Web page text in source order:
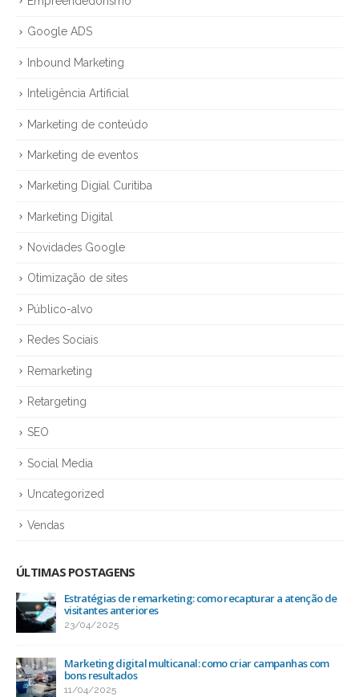
Google ADS
Inbound Marketing
Inteligência Artificial
Marketing de conteúdo
Marketing de eventos
Marketing Digial Curitiba
Marketing Digital
Novidades Google
Otimização de sites
Público-alvo
Redes Sociais
Remarketing
Retargeting
SEO
Social Media
Uncategorized
Vendas
ÚLTIMAS POSTAGENS
Estratégias de remarketing: como recapturar a atenção de
visitantes anteriores
23/04/2025
Marketing digital multicanal: como criar campanhas com
bons resultados
11/04/2025